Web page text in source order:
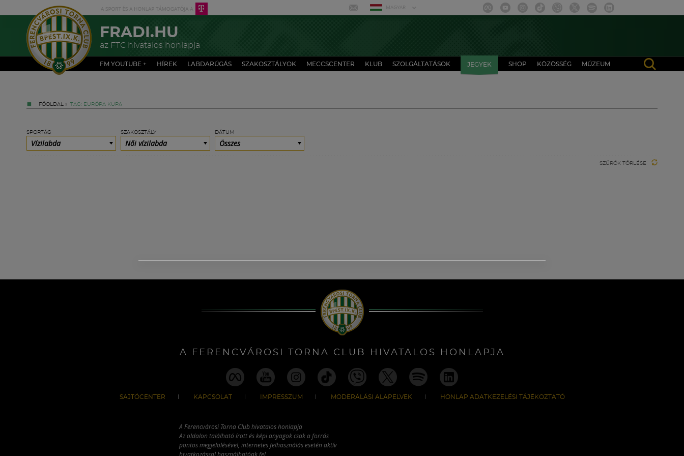
MAGYAR
FRADI.HU
az FTC hivatalos honlapja
FM YOUTUBE + HÍREK LABDARÚGÁS SZAKOSZTÁLYOK MECCSCENTER KLUB SZOLGÁLTATÁSOK JEGYEK SHOP KÖZÖSSÉG MÚZEUM
FŐOLDAL » TAG: EURÓPA KUPA
SPORTÁG
Vízilabda
SZAKOSZTÁLY
Női vízilabda
DÁTUM
Összes
SZŰRŐK TÖRLÉSE
A FERENCVÁROSI TORNA CLUB HIVATALOS HONLAPJA
SAJTÓCENTER KAPCSOLAT IMPRESSZUM MODERÁLÁSI ALAPELVEK HONLAP ADATKEZELÉSI TÁJÉKOZTATÓ
A Ferencvárosi Torna Club hivatalos honlapja
Az oldalon található írott és képi anyagok csak a forrás
pontos megjelölésével, internetes felhasználás esetén aktív
hivatkozással használhatóak fel.